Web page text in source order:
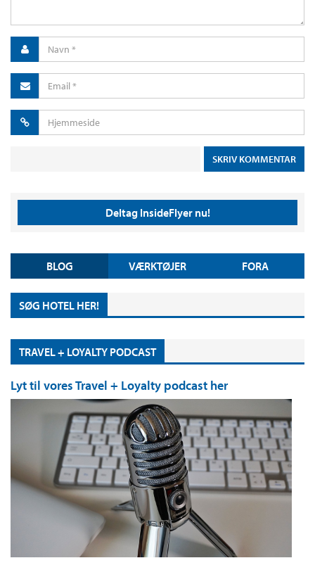
Deltag InsideFlyer nu!
BLOG VÆRKTØJER FORA
SØG HOTEL HER!
TRAVEL + LOYALTY PODCAST
Lyt til vores Travel + Loyalty podcast her